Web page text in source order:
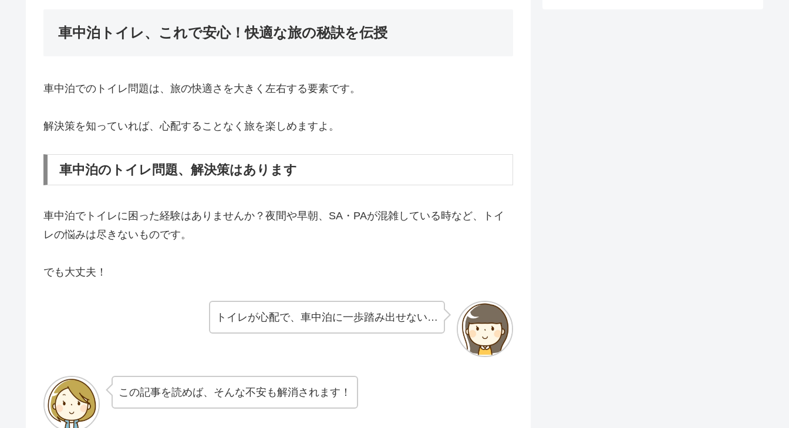
車中泊トイレ、これで安心！快適な旅の秘訣を伝授
車中泊でのトイレ問題は、旅の快適さを大きく左右する要素です。
解決策を知っていれば、心配することなく旅を楽しめますよ。
車中泊のトイレ問題、解決策はあります
車中泊でトイレに困った経験はありませんか？夜間や早朝、SA・PAが混雑している時など、トイ
レの悩みは尽きないものです。
でも大丈夫！
トイレが心配で、車中泊に一歩踏み出せない…
この記事を読めば、そんな不安も解消されます！